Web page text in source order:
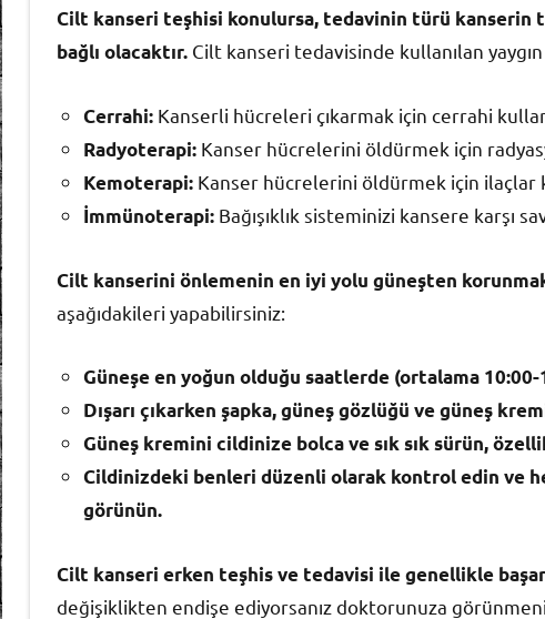
Cilt kanseri teşhisi konulursa, tedavinin türü kanserin
bağlı olacaktır. Cilt kanseri tedavisinde kullanılan
Cerrahi: Kanserli hücreleri çıkarmak için cerrahi
Radyoterapi: Kanser hücrelerini öldürmek için
Kemoterapi: Kanser hücrelerini öldürmek için ilaçlar
İmmünoterapi: Bağışıklık sisteminizi kansere karşı
Cilt kanserini önlemenin en iyi yolu güneşten
aşağıdakileri yapabilirsiniz:
Güneşe en yoğun olduğu saatlerde (ortalama 10:00-
Dışarı çıkarken şapka, güneş gözlüğü ve güneş
Güneş kremini cildinize bolca ve sık sık sürün,
Cildinizdeki benleri düzenli olarak kontrol edin ve
görünün.
Cilt kanseri erken teşhis ve tedavisi ile genellikle
değişiklikten endişe ediyorsanız doktorunuza